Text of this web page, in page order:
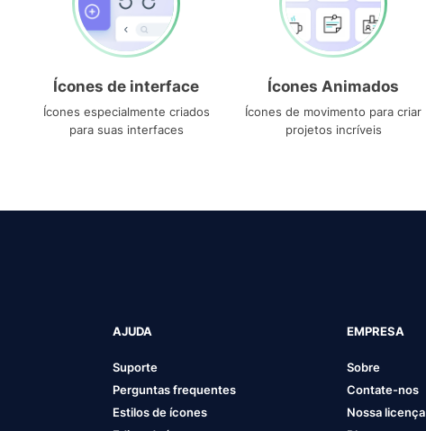
Ícones de interface
Ícones especialmente criados
para suas interfaces
Ícones Animados
Ícones de movimento para criar
projetos incríveis
AJUDA
Suporte
Perguntas frequentes
Estilos de ícones
EMPRESA
Sobre
Contate-nos
Nossa licença